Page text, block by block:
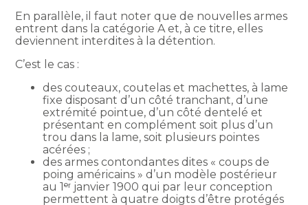
En parallèle, il faut noter que de nouvelles armes
entrent dans la catégorie A et, à ce titre, elles
deviennent interdites à la détention.
C’est le cas :
des couteaux, coutelas et machettes, à lame
fixe disposant d’un côté tranchant, d’une
extrémité pointue, d’un côté dentelé et
présentant en complément soit plus d’un
trou dans la lame, soit plusieurs pointes
acérées ;
des armes contondantes dites « coups de
poing américains » d’un modèle postérieur
au 1ᵉʳ janvier 1900 qui par leur conception
permettent à quatre doigts d’être protégés